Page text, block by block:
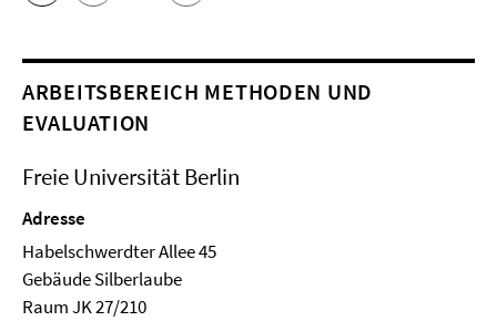
ARBEITSBEREICH METHODEN UND
EVALUATION
Freie Universität Berlin
Adresse
Habelschwerdter Allee 45
Ge­bäude Silberlaube
Raum JK 27/210